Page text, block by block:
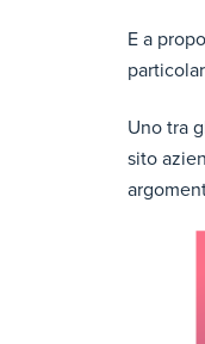
E a
Uno tra
sito